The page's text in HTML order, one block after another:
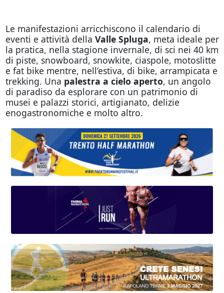
Le manifestazioni arricchiscono il calendario di
eventi e attività della Valle Spluga, meta ideale per
la pratica, nella stagione invernale, di sci nei 40 km
di piste, snowboard, snowkite, ciaspole, motoslitte
e fat bike mentre, nell’estiva, di bike, arrampicata e
trekking. Una palestra a cielo aperto, un angolo
di paradiso da esplorare con un patrimonio di
musei e palazzi storici, artigianato, delizie
enogastronomiche e molto altro.